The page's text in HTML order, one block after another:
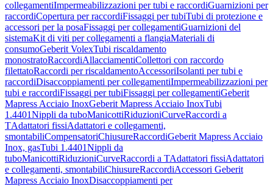
collegamentiImpermeabilizzazioni per tubi e raccordiGuarnizioni per
raccordiCopertura per raccordiFissaggi per tubiTubi di protezione e
accessori per la posaFissaggi per collegamentiGuarnizioni del
sistemaKit di viti per collegamenti a flangiaMateriali di
consumoGeberit VolexTubi riscaldamento
monostratoRaccordiAllacciamentiCollettori con raccordo
filettatoRaccordi per riscaldamentoAccessoriIsolanti per tubi e
raccordiDisaccoppiamenti per collegamentiImpermeabilizzazioni per
tubi e raccordiFissaggi per tubiFissaggi per collegamentiGeberit
Mapress Acciaio InoxGeberit Mapress Acciaio InoxTubi
1.4401Nippli da tuboManicottiRiduzioniCurveRaccordi a
TAdattatori fissiAdattatori e collegamenti,
smontabiliCompensatoriChiusureRaccordiGeberit Mapress Acciaio
Inox, gasTubi 1.4401Nippli da
tuboManicottiRiduzioniCurveRaccordi a TAdattatori fissiAdattatori
e collegamenti, smontabiliChiusureRaccordiAccessori Geberit
Mapress Acciaio InoxDisaccoppiamenti per